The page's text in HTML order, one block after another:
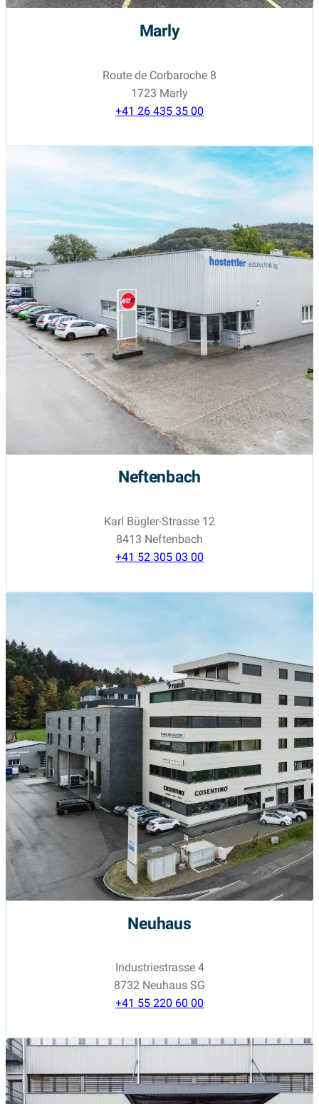
Marly
Route de Corbaroche 8
1723 Marly
+41 26 435 35 00
Neftenbach
Karl Bügler-Strasse 12
8413 Neftenbach
+41 52 305 03 00
Neuhaus
Industriestrasse 4
8732 Neuhaus SG
+41 55 220 60 00